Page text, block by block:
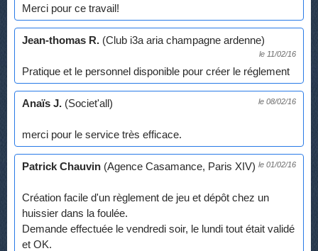
Merci pour ce travail!
Jean-thomas R. (Club i3a aria champagne ardenne)
le 11/02/16
Pratique et le personnel disponible pour créer le réglement
Anaïs J. (Societ'all) le 08/02/16
merci pour le service très efficace.
Patrick Chauvin (Agence Casamance, Paris XIV) le 01/02/16
Création facile d'un règlement de jeu et dépôt chez un
huissier dans la foulée.
Demande effectuée le vendredi soir, le lundi tout était validé
et OK.